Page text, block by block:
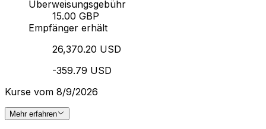
Überweisungsgebühr
15.00 GBP
Empfänger erhält
26,370.20 USD
-359.79 USD
Kurse vom 8/9/2026
Mehr erfahren